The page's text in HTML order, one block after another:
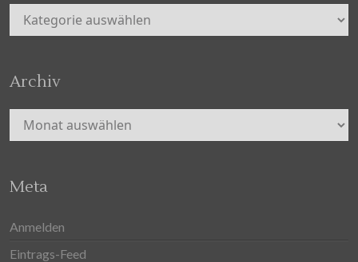
Kategorien
Archiv
Archiv
Meta
Anmelden
Eintrags-Feed